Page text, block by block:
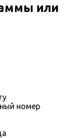
или
номер